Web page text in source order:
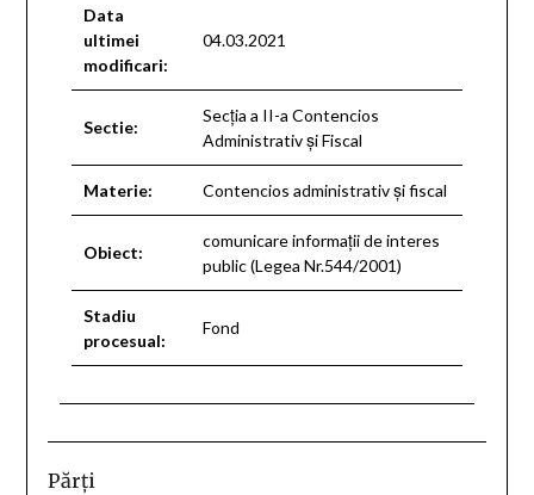
Data
ultimei
modificari:
04.03.2021
Sectie:
Secţia a II-a Contencios
Administrativ şi Fiscal
Materie: Contencios administrativ şi fiscal
Obiect:
comunicare informaţii de interes
public (Legea Nr.544/2001)
Stadiu
procesual:
Fond
Părţi